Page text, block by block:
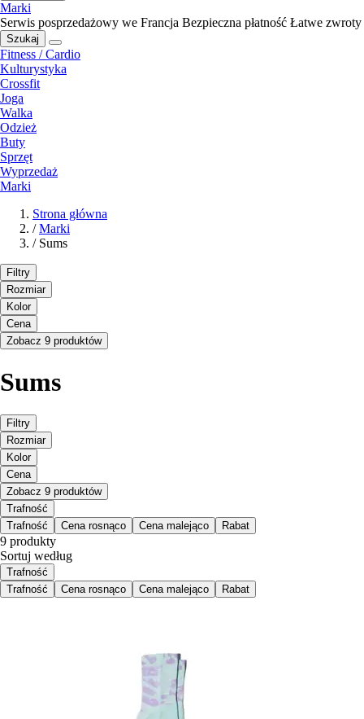
Marki
Serwis posprzedażowy we Francja Bezpieczna płatność Łatwe zwroty
Szukaj
Fitness / Cardio
Kulturystyka
Crossfit
Joga
Walka
Odzież
Buty
Sprzęt
Wyprzedaż
Marki
Strona główna
/ Marki
/ Sums
Filtry
Rozmiar
Kolor
Cena
Zobacz 9 produktów
Sums
Filtry
Rozmiar
Kolor
Cena
Zobacz 9 produktów
Trafność
Trafność
Cena rosnąco Cena malejąco Rabat
9 produkty
Sortuj według
Trafność
Trafność
Cena rosnąco Cena malejąco Rabat